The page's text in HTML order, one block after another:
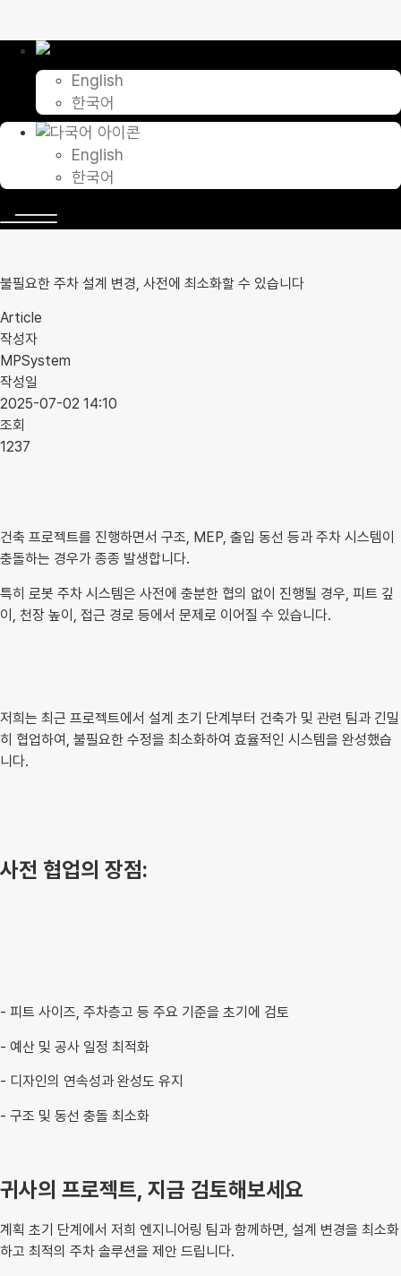
뛰
English
한국어
English
한국어
불필요한 주차 설계 변경, 사전에 최소화할 수 있습니다
Article
작성자
MPSystem
작성일
2025-07-02 14:10
조회
1237
건축 프로젝트를 진행하면서 구조, MEP, 출입 동선 등과 주차 시스템이
충돌하는 경우가 종종 발생합니다.
특히 로봇 주차 시스템은 사전에 충분한 협의 없이 진행될 경우, 피트 깊
이, 천장 높이, 접근 경로 등에서 문제로 이어질 수 있습니다.
저희는 최근 프로젝트에서 설계 초기 단계부터 건축가 및 관련 팀과 긴밀
히 협업하여, 불필요한 수정을 최소화하여 효율적인 시스템을 완성했습
니다.
사전 협업의 장점:
- 피트 사이즈, 주차층고 등 주요 기준을 초기에 검토
- 예산 및 공사 일정 최적화
- 디자인의 연속성과 완성도 유지
- 구조 및 동선 충돌 최소화
귀사의 프로젝트, 지금 검토해보세요
계획 초기 단계에서 저희 엔지니어링 팀과 함께하면, 설계 변경을 최소화
하고 최적의 주차 솔루션을 제안 드립니다.